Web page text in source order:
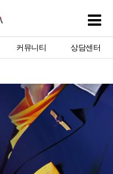
커뮤니티 상담센터